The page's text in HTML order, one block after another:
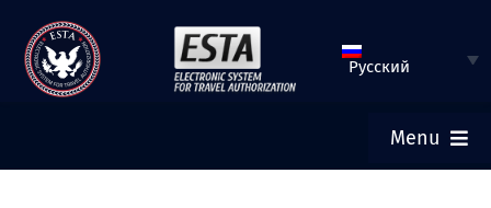
Перейти
содержимому
Русский
Menu